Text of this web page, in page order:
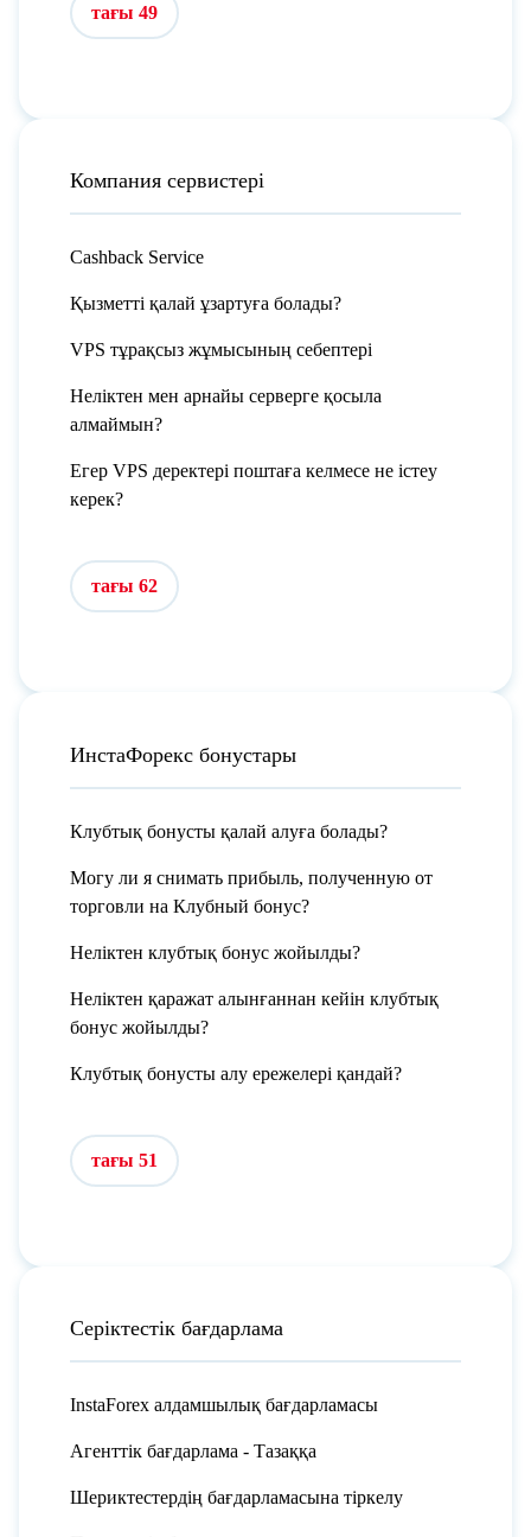
тағы 49
Компания сервистері
Cashback Service
Қызметті қалай ұзартуға болады?
VPS тұрақсыз жұмысының себептері
Неліктен мен арнайы серверге қосыла
алмаймын?
Егер VPS деректері поштаға келмесе не істеу
керек?
тағы 62
ИнстаФорекс бонустары
Клубтық бонусты қалай алуға болады?
Могу ли я снимать прибыль, полученную от
торговли на Клубный бонус?
Неліктен клубтық бонус жойылды?
Неліктен қаражат алынғаннан кейін клубтық
бонус жойылды?
Клубтық бонусты алу ережелері қандай?
тағы 51
Серіктестік бағдарлама
InstaForex алдамшылық бағдарламасы
Агенттік бағдарлама - Тазаққа
Шериктестердің бағдарламасына тіркелу